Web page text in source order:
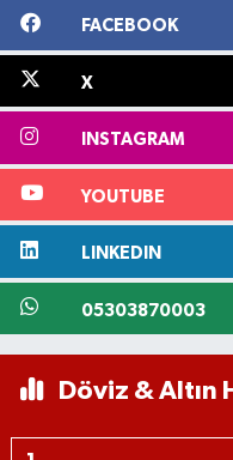
FACEBOOK
X
INSTAGRAM
YOUTUBE
LINKEDIN
05303870003
Döviz & Altın